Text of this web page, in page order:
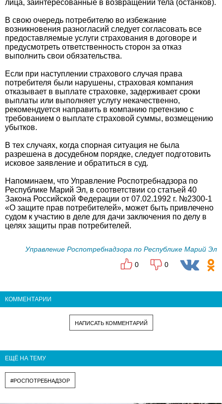
лица, заинтересованные в возвращении тела (останков).
В свою очередь потребителю во избежание
возникновения разногласий следует согласовать все
предоставляемые услуги страхования в договоре и
предусмотреть ответственность сторон за отказ
выполнить свои обязательства.
Если при наступлении страхового случая права
потребителя были нарушены, страховая компания
отказывает в выплате страховке, задерживает сроки
выплаты или выполняет услугу некачественно,
рекомендуется направить в компанию претензию с
требованием о выплате страховой суммы, возмещению
убытков.
В тех случаях, когда спорная ситуация не была
разрешена в досудебном порядке, следует подготовить
исковое заявление и обратиться в суд.
Напоминаем, что Управление Роспотребнадзора по
Республике Марий Эл, в соответствии со статьей 40
Закона Российской Федерации от 07.02.1992 г. №2300-1
«О защите прав потребителей», может быть привлечено
судом к участию в деле для дачи заключения по делу в
целях защиты прав потребителей.
Управление Роспотребнадзора по Республике Марий Эл
0
0
КОММЕНТАРИИ
НАПИСАТЬ КОММЕНТАРИЙ
ЕЩЁ НА ТЕМУ
#РОСПОТРЕБНАДЗОР